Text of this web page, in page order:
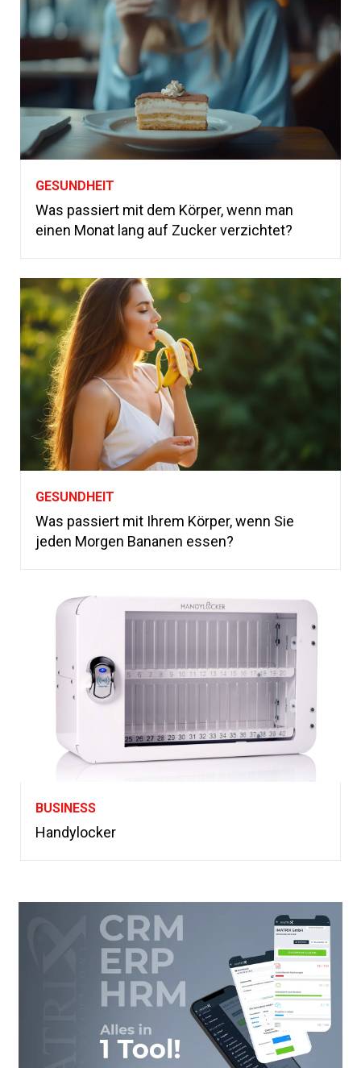
GESUNDHEIT
Was passiert mit dem Körper, wenn man
einen Monat lang auf Zucker verzichtet?
GESUNDHEIT
Was passiert mit Ihrem Körper, wenn Sie
jeden Morgen Bananen essen?
BUSINESS
Handylocker